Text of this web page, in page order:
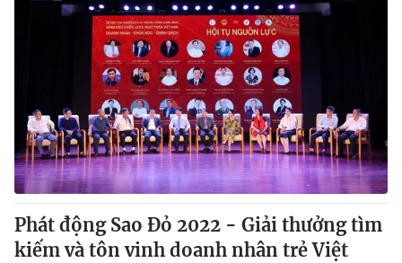
Phát động Sao Đỏ 2022 - Giải thưởng tìm
kiếm và tôn vinh doanh nhân trẻ Việt